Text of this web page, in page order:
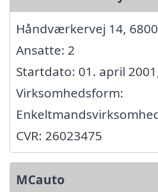
Håndværkervej 14,
Ansatte: 2
Startdato: 01. april
Virksomhedsform:
CVR: 26023475
MCauto